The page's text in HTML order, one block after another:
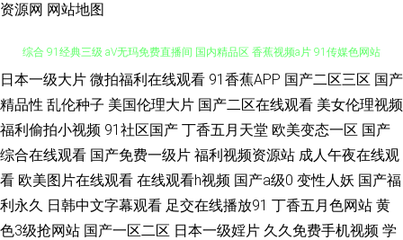
资源网 网站地图
午夜福利影院无码 91网站8848院 久操网影片 欧美精品久久 色色五月天亚洲
综合 91经典三级 aV无玛免费直播间 国内精品区 香蕉视频a片 91传媒色网站
91在线视频精品 日韩久久一区二区蜜桃 91TV国产成人福利 91社区视频在线
观看 超碰在线最97 美女91小视频 一区二区欧美性爱我 91蜜桃破解版 国产
日本一级大片 微拍福利在线观看 91香蕉APP 国产二区三区 国产
精品性 乱伦种子 美国伦理大片 国产二区在线观看 美女伦理视频
福利偷拍小视频 91社区国产 丁香五月天堂 欧美变态一区 国产
综合在线观看 国产免费一级片 福利视频资源站 成人午夜在线观
看 欧美图片在线观看 在线观看h视频 国产a级0 变性人妖 国产福
利永久 日韩中文字幕观看 足交在线播放91 丁香五月色网站 黄
色3级抢网站 国产一区二区 日本一级婬片 久久免费手机视频 学